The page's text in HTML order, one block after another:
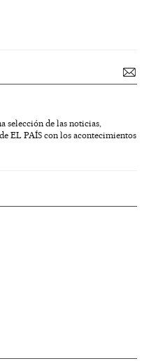
selección de las noticias,
EL PAÍS con los acontecimientos